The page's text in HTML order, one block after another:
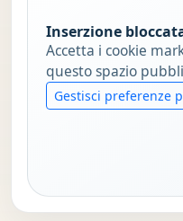
Inserzione
Accetta i cookie
questo spazio
Gestisci preferenze